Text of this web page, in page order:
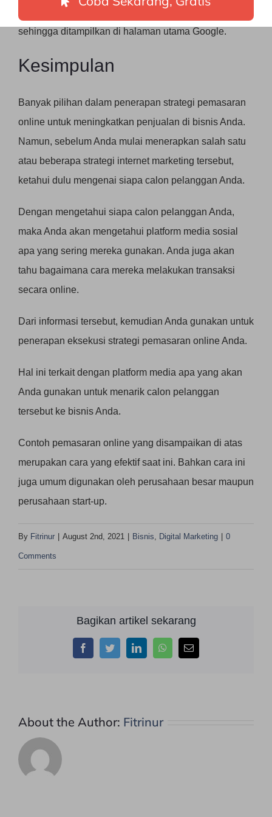
mesin pencari menemukan konten website Anda
sehingga ditampilkan di halaman utama Google.
Kesimpulan
Banyak pilihan dalam penerapan strategi pemasaran
online untuk meningkatkan penjualan di bisnis Anda.
Namun, sebelum Anda mulai menerapkan salah satu
atau beberapa strategi internet marketing tersebut,
ketahui dulu mengenai siapa calon pelanggan Anda.
Dengan mengetahui siapa calon pelanggan Anda,
maka Anda akan mengetahui platform media sosial
apa yang sering mereka gunakan. Anda juga akan
tahu bagaimana cara mereka melakukan transaksi
secara online.
Dari informasi tersebut, kemudian Anda gunakan untuk
penerapan eksekusi strategi pemasaran online Anda.
Hal ini terkait dengan platform media apa yang akan
Anda gunakan untuk menarik calon pelanggan
tersebut ke bisnis Anda.
Contoh pemasaran online yang disampaikan di atas
merupakan cara yang efektif saat ini. Bahkan cara ini
juga umum digunakan oleh perusahaan besar maupun
perusahaan start-up.
By Fitrinur August 2nd, 2021 Bisnis, Digital Marketing 0
Comments
Bagikan artikel sekarang
FacebookTwitterLinkedInWhatsApp
Email
About the Author: Fitrinur